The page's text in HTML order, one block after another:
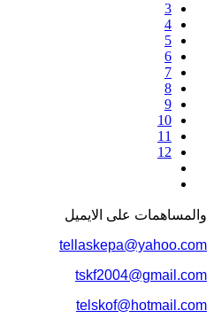
3
4
5
6
7
8
9
10
11
12
والمساهمات علی الایمیل
tellaskepa@yahoo.com
tskf2004@gmail.com
telskof@hotmail.com